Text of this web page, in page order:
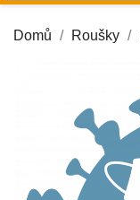
Domů Roušky